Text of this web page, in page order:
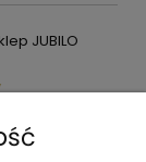
JUBILO